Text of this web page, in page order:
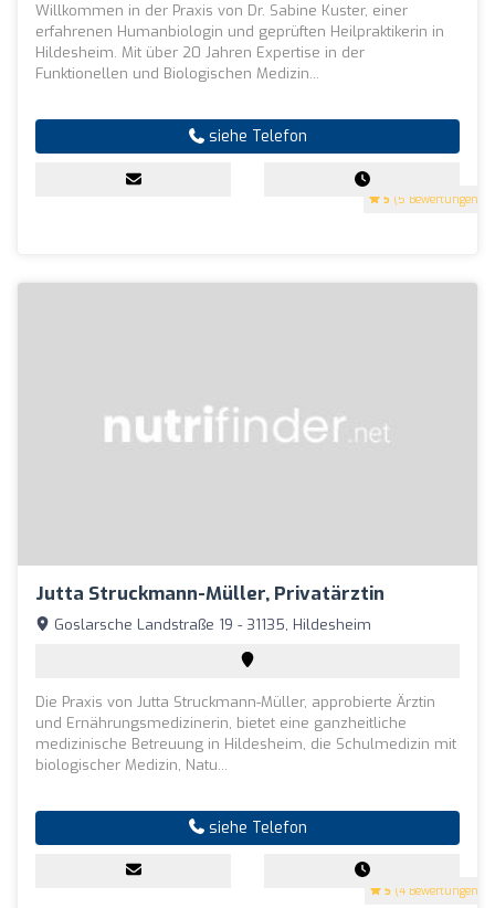
5 (5 Bewertungen)
Willkommen in der Praxis von Dr. Sabine Kuster, einer
erfahrenen Humanbiologin und geprüften Heilpraktikerin in
Hildesheim. Mit über 20 Jahren Expertise in der
Funktionellen und Biologischen Medizin...
siehe Telefon
Jutta Struckmann-Müller, Privatärztin
5 (4 Bewertungen)
Goslarsche Landstraße 19 - 31135, Hildesheim
Die Praxis von Jutta Struckmann-Müller, approbierte Ärztin
und Ernährungsmedizinerin, bietet eine ganzheitliche
medizinische Betreuung in Hildesheim, die Schulmedizin mit
biologischer Medizin, Natu...
siehe Telefon